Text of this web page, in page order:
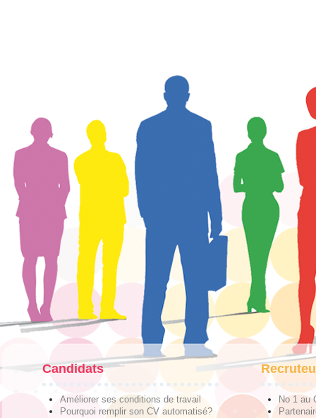
Candidats
Améliorer ses conditions de travail
Pourquoi remplir son CV automatisé?
No 1 au